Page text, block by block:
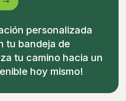
personalizada
tu bandeja de
tu camino hacia un
hoy mismo!